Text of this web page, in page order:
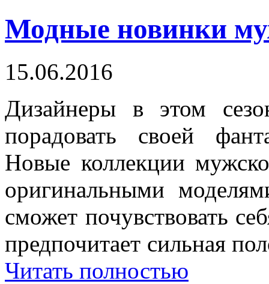
Модные новинки
15.06.2016
Дизайнеры в этом
порадовать своей
Новые коллекции
оригинальными
сможет почувствовать
предпочитает сильная
Читать полностью